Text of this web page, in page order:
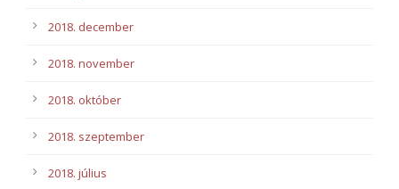
2018. december
2018. november
2018. október
2018. szeptember
2018. július